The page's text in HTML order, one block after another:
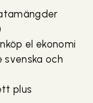
el ekonomi
och
plus